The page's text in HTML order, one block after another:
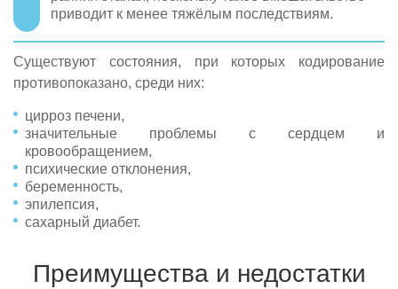
приводит к менее тяжёлым последствиям.
Существуют состояния, при которых кодирование
противопоказано, среди них:
цирроз печени,
значительные проблемы с сердцем и
кровообращением,
психические отклонения,
беременность,
эпилепсия,
сахарный диабет.
Преимущества и недостатки